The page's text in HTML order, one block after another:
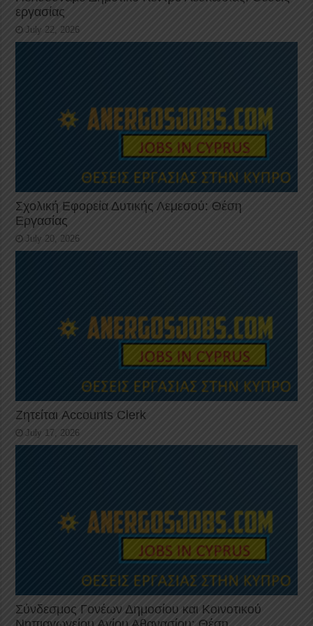
εργασίας
July 22, 2026
Σχολική Εφορεία Δυτικής Λεμεσού: Θέση
Εργασίας
July 20, 2026
Ζητείται Accounts Clerk
July 17, 2026
Σύνδεσμος Γονέων Δημοσίου και Κοινοτικού